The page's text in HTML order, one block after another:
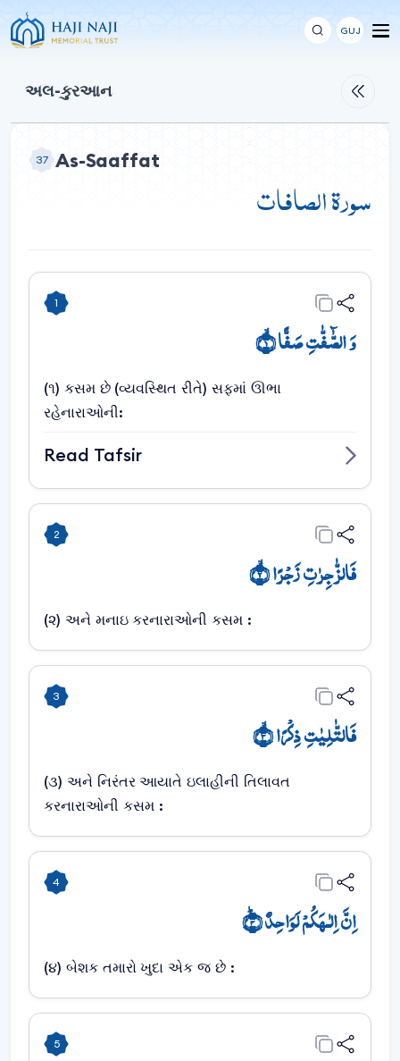
GUJ
અલ-કુરઆન
37 As-Saaffat
سورة الصافات
1
وَ الصّٰٓفّٰتِ صَفًّا ۙ﴿۱﴾
(૧) કસમ છે (વ્યવસ્થિત રીતે) સફમાં ઊભા
રહેનારાઓની:
Read Tafsir
2
فَالزّٰجِرٰتِ زَجۡرًا ۙ﴿۲﴾
(૨) અને મનાઇ કરનારાઓની કસમ :
3
فَالتّٰلِیٰتِ ذِکۡرًا ۙ﴿۳﴾
(૩) અને નિરંતર આયાતે ઇલાહીની તિલાવત
કરનારાઓની કસમ :
4
اِنَّ اِلٰـہَکُمۡ لَوَاحِدٌ ﴿ؕ۴﴾
(૪) બેશક તમારો ખુદા એક જ છે :
5